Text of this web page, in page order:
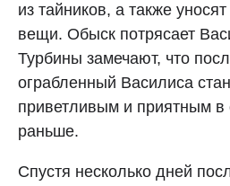
из тайников, а также
вещи. Обыск потрясает
Турбины замечают, что
ограбленный Василиса
приветливым и приятным
раньше.
Спустя несколько дней